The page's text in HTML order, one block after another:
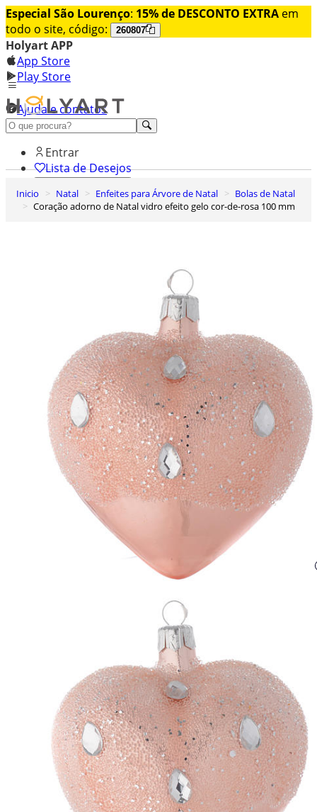
Especial São Lourenço: 15% de DESCONTO EXTRA em
todo o site, código:
260807
Holyart APP
App Store
Play Store
Ajuda e contatos
Conheça premium
Entrar
Lista de Desejos
Carrinho de Compras
Inicio Natal Enfeites para Árvore de Natal
Bolas de Natal
Coração adorno de Natal vidro efeito gelo cor-de-rosa 100 mm